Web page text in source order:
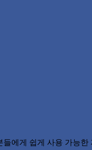
에게 쉽게 사용 가능한